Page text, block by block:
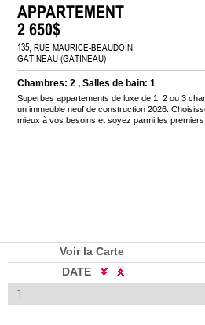
APPARTEMENT
2 650$
135, RUE MAURICE-BEAUDOIN
GATINEAU (GATINEAU)
Chambres: 2 , Salles de bain: 1
Superbes appartements de luxe de 1, 2 ou 3
un immeuble neuf de construction 2026.
mieux à vos besoins et soyez parmi les premiers
Voir la Carte
DATE